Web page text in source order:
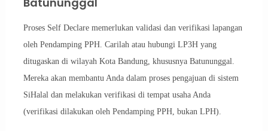
Proses Self Declare memerlukan validasi dan verifikasi lapangan
oleh Pendamping PPH. Carilah atau hubungi LP3H yang
ditugaskan di wilayah Kota Bandung, khususnya Batununggal.
Mereka akan membantu Anda dalam proses pengajuan di sistem
SiHalal dan melakukan verifikasi di tempat usaha Anda
(verifikasi dilakukan oleh Pendamping PPH, bukan LPH).